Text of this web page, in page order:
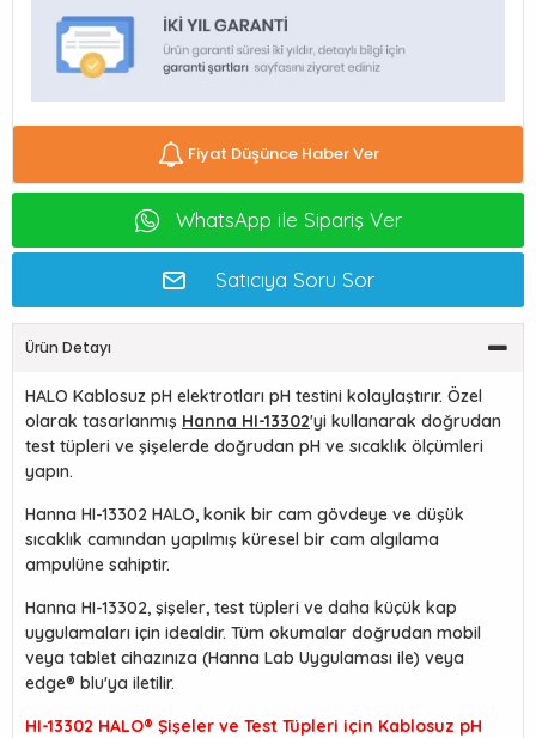
Fiyat Düşünce Haber Ver
WhatsApp ile Sipariş Ver
Satıcıya Soru Sor
Ürün Detayı
HALO Kablosuz pH elektrotları pH testini kolaylaştırır. Özel
olarak tasarlanmış Hanna HI-13302'yi kullanarak doğrudan
test tüpleri ve şişelerde doğrudan pH ve sıcaklık ölçümleri
yapın.
Hanna HI-13302 HALO, konik bir cam gövdeye ve düşük
sıcaklık camından yapılmış küresel bir cam algılama
ampulüne sahiptir.
Hanna HI-13302, şişeler, test tüpleri ve daha küçük kap
uygulamaları için idealdir. Tüm okumalar doğrudan mobil
veya tablet cihazınıza (Hanna Lab Uygulaması ile) veya
edge® blu'ya iletilir.
HI-13302 HALO® Şişeler ve Test Tüpleri için Kablosuz pH